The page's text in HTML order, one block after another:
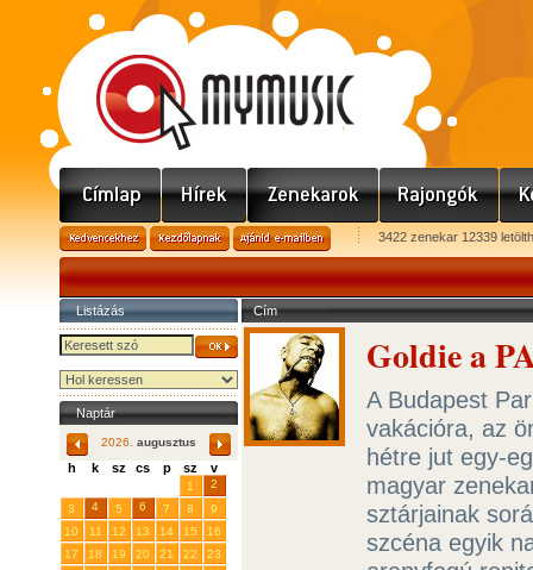
3422 zenekar 12339
Listázás
Naptár
2026. augusztus
h k sz cs p sz v
1
2
3
4 5 6 7 8
9
10
11 12 13 14 15
16
17
18 19 20 21 22
23
Cím
Goldie a
A Budapest
vakációra, az
hétre jut egy-
magyar
sztárjainak
szcéna egyik